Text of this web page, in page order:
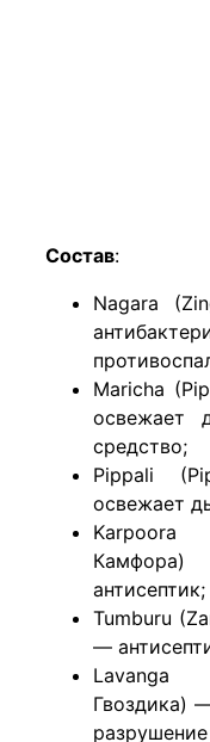
Состав:
Nagara
Maricha
освежает
средство;
Pippali
освежает
Karpoora
Камфора)
антисептик;
Tumburu
—
Lavanga
Гвоздика)